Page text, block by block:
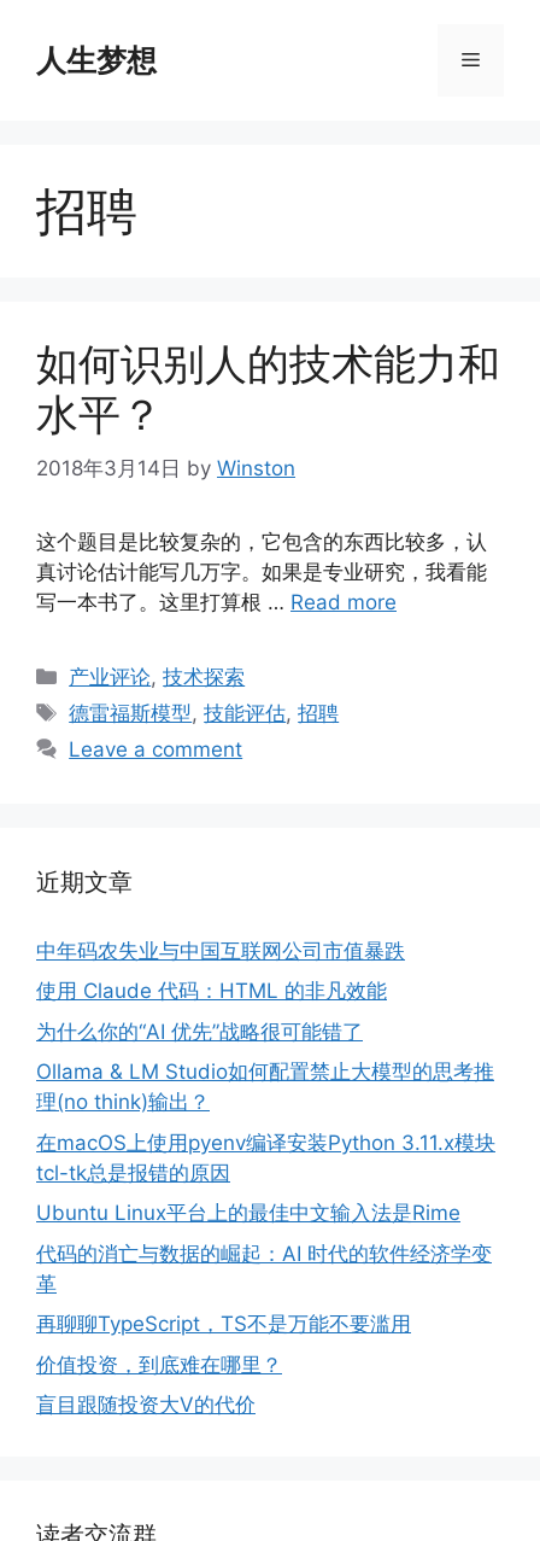
content人生梦想 Menu
招聘
如何识别人的技术能力和
水平？
2018年3月14日 by Winston
这个题目是比较复杂的，它包含的东西比较多，认
真讨论估计能写几万字。如果是专业研究，我看能
写一本书了。这里打算根 … Read more
Categories
产业评论,技术探索
Tags
德雷福斯模型,技能评估,招聘
Leave a comment
近期文章
中年码农失业与中国互联网公司市值暴跌
使用 Claude 代码：HTML 的非凡效能
为什么你的“AI 优先”战略很可能错了
Ollama & LM Studio如何配置禁止大模型的思考推
理(no think)输出？
在macOS上使用pyenv编译安装Python 3.11.x模块
tcl-tk总是报错的原因
Ubuntu Linux平台上的最佳中文输入法是Rime
代码的消亡与数据的崛起：AI 时代的软件经济学变
革
再聊聊TypeScript，TS不是万能不要滥用
价值投资，到底难在哪里？
盲目跟随投资大V的代价
读者交流群